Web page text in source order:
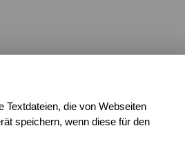
die von Webseiten
speichern, wenn diese für den